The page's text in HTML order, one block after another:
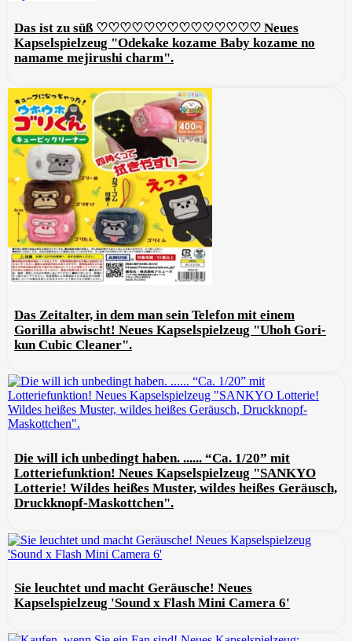
Das ist zu süß ♡♡♡♡♡♡♡♡♡♡♡♡♡♡ Neues
Kapselspielzeug "Odekake kozame Baby kozame no
namame mejirushi charm".
Das Zeitalter, in dem man sein Telefon mit einem
Gorilla abwischt! Neues Kapselspielzeug "Uhoh Gori-
kun Cubic Cleaner".
Die will ich unbedingt haben. ...... “Ca. 1/20” mit
Lotteriefunktion! Neues Kapselspielzeug "SANKYO
Lotterie! Wildes heißes Muster, wildes heißes Geräusch,
Druckknopf-Maskottchen".
Sie leuchtet und macht Geräusche! Neues
Kapselspielzeug 'Sound x Flash Mini Camera 6'